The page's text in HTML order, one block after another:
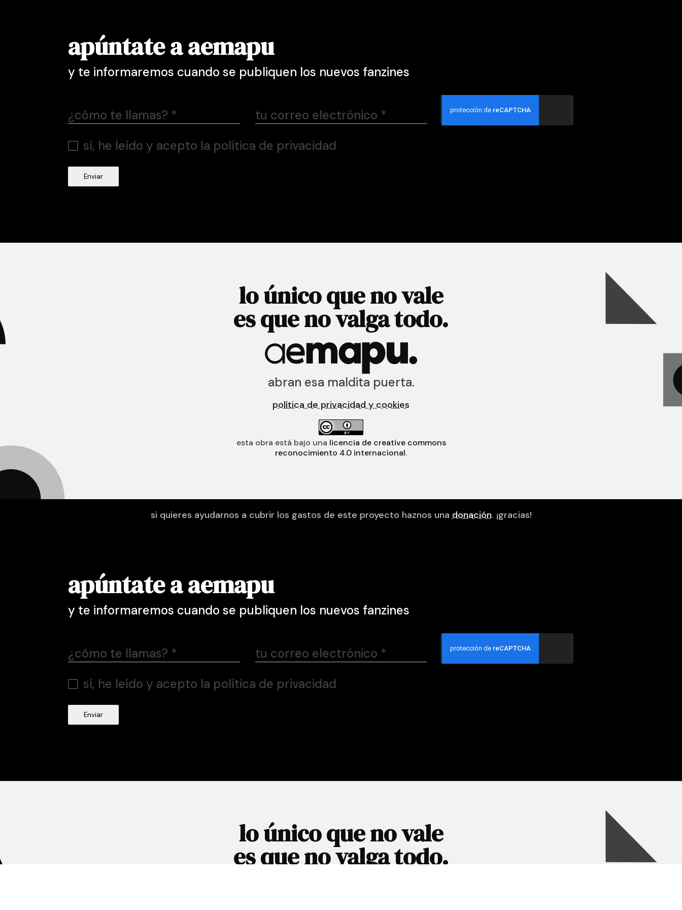
apúntate a aemapu
y te informaremos cuando se publiquen los nuevos fanzines
¿cómo te llamas? * tu correo electrónico *
sí, he leído y acepto la política de privacidad
Enviar
lo único que no vale
es que no valga todo.
abran esa maldita puerta.
política de privacidad y cookies
esta obra está bajo una licencia de creative commons
reconocimiento 4.0 internacional.
si quieres ayudarnos a cubrir los gastos de este proyecto haznos unadonación. ¡gracias!
apúntate a aemapu
y te informaremos cuando se publiquen los nuevos fanzines
¿cómo te llamas? * tu correo electrónico *
sí, he leído y acepto la política de privacidad
Enviar
lo único que no vale
es que no valga todo.